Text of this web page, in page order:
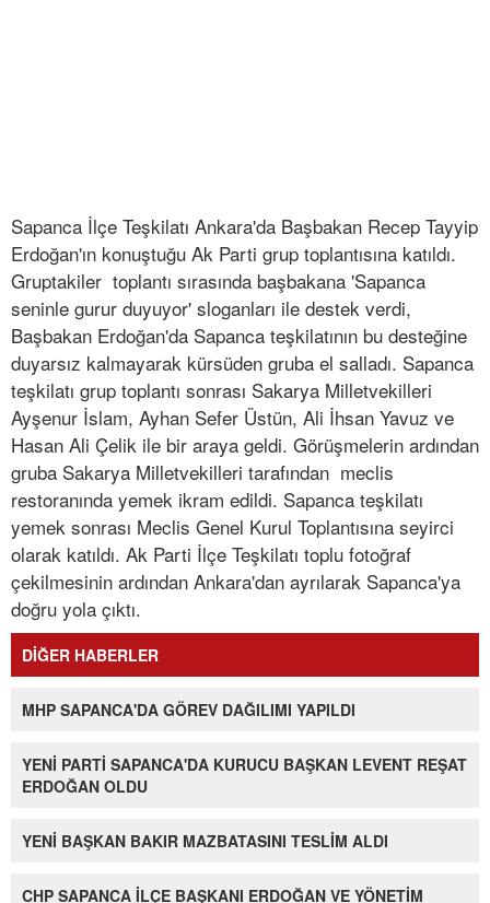
Sapanca İlçe Teşkilatı Ankara'da Başbakan Recep Tayyip
Erdoğan'ın konuştuğu Ak Parti grup toplantısına katıldı.
Gruptakiler toplantı sırasında başbakana 'Sapanca
seninle gurur duyuyor' sloganları ile destek verdi,
Başbakan Erdoğan'da Sapanca teşkilatının bu desteğine
duyarsız kalmayarak kürsüden gruba el salladı. Sapanca
teşkilatı grup toplantı sonrası Sakarya Milletvekilleri
Ayşenur İslam, Ayhan Sefer Üstün, Ali İhsan Yavuz ve
Hasan Ali Çelik ile bir araya geldi. Görüşmelerin ardından
gruba Sakarya Milletvekilleri tarafından meclis
restoranında yemek ikram edildi. Sapanca teşkilatı
yemek sonrası Meclis Genel Kurul Toplantısına seyirci
olarak katıldı. Ak Parti İlçe Teşkilatı toplu fotoğraf
çekilmesinin ardından Ankara'dan ayrılarak Sapanca'ya
doğru yola çıktı.
DİĞER HABERLER
MHP SAPANCA'DA GÖREV DAĞILIMI YAPILDI
YENİ PARTİ SAPANCA'DA KURUCU BAŞKAN LEVENT REŞAT
ERDOĞAN OLDU
YENİ BAŞKAN BAKIR MAZBATASINI TESLİM ALDI
CHP SAPANCA İLÇE BAŞKANI ERDOĞAN VE YÖNETİM